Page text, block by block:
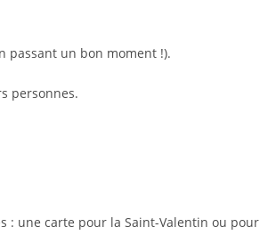
passant un bon moment !).
personnes.
: une carte pour la Saint-Valentin ou pour